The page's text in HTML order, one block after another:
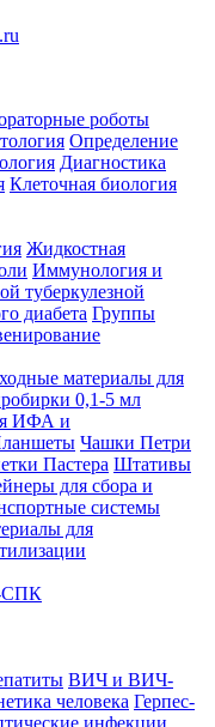
роботы
Определение
Диагностика
Клеточная биология
Жидкостная
Иммунология и
туберкулезной
диабета Группы
материалы для
0,1-5 мл
ИФА и
Чашки Петри
Пастера Штативы
для сбора и
системы
для
ВИЧ и ВИЧ-
человека Герпес-
инфекции